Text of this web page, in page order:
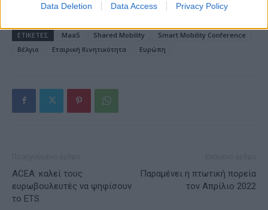
Data Deletion Data Access Privacy Policy
ΕΤΙΚΕΤΕΣ MaaS Shared Mobility
Smart Mobility Conference
Βέλγιο
Εταιρική Κινητικότητα Ευρώπη
ACEA: καλεί τους
ευρωβουλευτές να ψηφίσουν
το ETS
Παραμένει η πτωτική πορεία
τον Απρίλιο 2022